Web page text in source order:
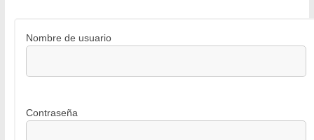
Nombre de usuario
Contraseña